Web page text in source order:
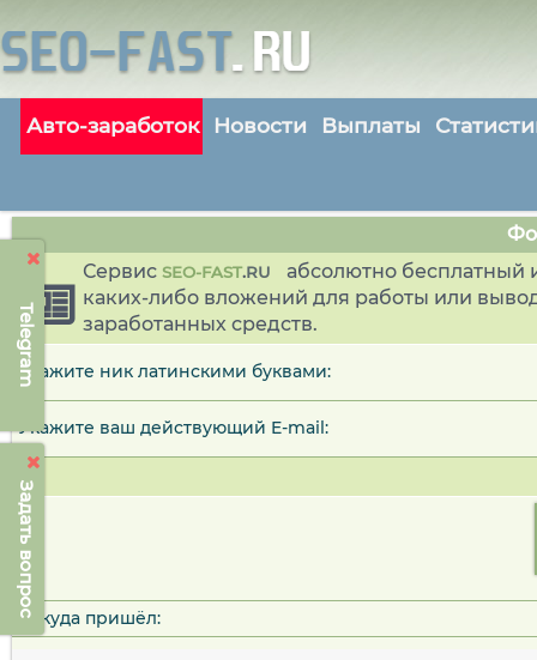
Telegram
Задать вопрос
Авто-заработок Новости Выплаты
Сервис SEO-FAST.RU
абсолютно бесплатный
каких-либо вложений для работы или
заработанных средств.
Укажите ник латинскими буквами:
Укажите ваш действующий E-mail:
Откуда пришёл: